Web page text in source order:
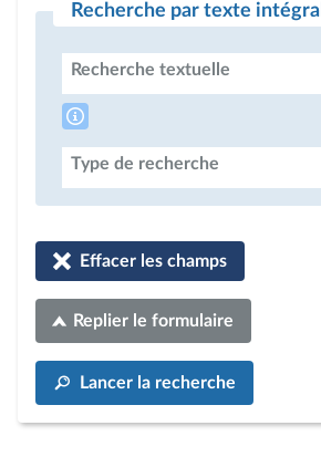
Recherche par texte intégral
Recherche textuelle
Type de recherche
Effacer les champs
Replier le formulaire
Lancer la recherche